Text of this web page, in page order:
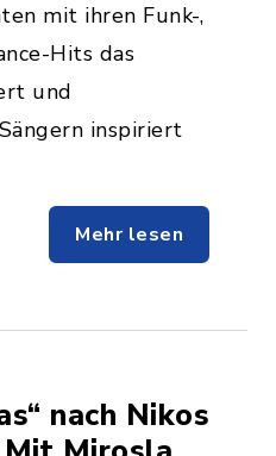
mit ihren Funk-,
Hits das
und
inspiriert
Mehr lesen
nach Nikos